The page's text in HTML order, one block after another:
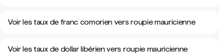
Voir les taux de franc comorien vers roupie mauricienne
Voir les taux de dollar libérien vers roupie mauricienne